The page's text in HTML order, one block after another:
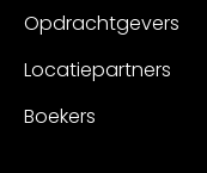
Opdrachtgevers
Locatiepartners
Boekers